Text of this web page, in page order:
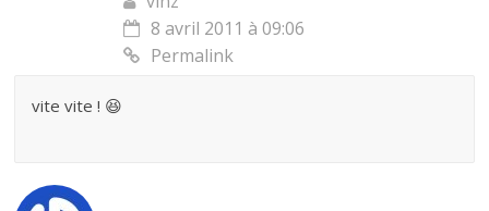
8 avril 2011 à 09:06
Permalink
vite vite ! 😆